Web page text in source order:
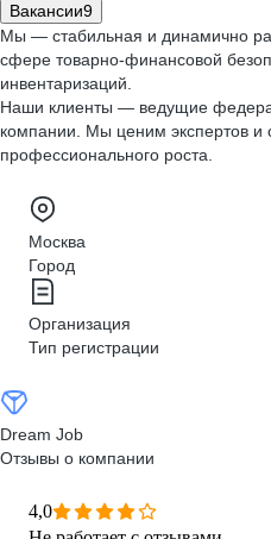
Вакансии9
Мы — стабильная и динамично
сфере товарно-финансовой
инвентаризаций.
Наши клиенты — ведущие
компании. Мы ценим экспертов и
профессионального роста.
Москва
Город
Организация
Тип регистрации
Dream Job
Отзывы о компании
4,0